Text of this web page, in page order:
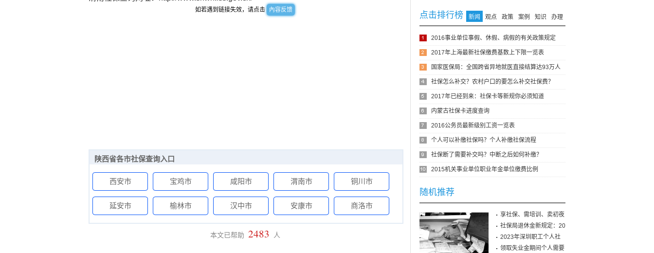
如若遇到链接失效，请点击 內容反馈
陕西省各市社保查询入口
西安市 宝鸡市 咸阳市 渭南市 铜川市
延安市 榆林市 汉中市 安康市 商洛市
本文已帮助 2483 人
点击排行榜 新闻 观点 政策 案例 知识 办理
2016事业单位事假、休假、病假的有关政策规定
2017年上海最新社保缴费基数上下限一览表
国家医保局：全国跨省异地就医直接结算达93万人
次 社保怎么补交？农村户口的要怎么补交社保费？
2017年已经到来：社保卡等新规你必须知道
内蒙古社保卡进度查询
2016公务员最新级别工资一览表
个人可以补缴社保吗？个人补缴社保流程
社保断了需要补交吗？中断之后如何补缴？
2015机关事业单位职业年金单位缴费比例
随机推荐
享社保、需培训、卖初夜
社保局退休金新规定：20
2023年深圳职工个人社
保领取失业金期间个人需要